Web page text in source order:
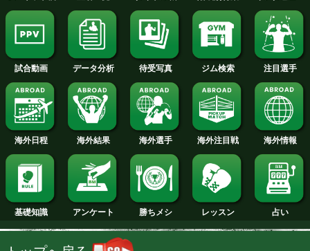
2013年
2012年
2011年
2010年